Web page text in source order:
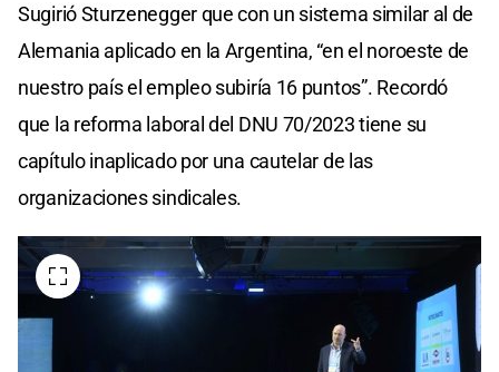
Sugirió Sturzenegger que con un sistema similar al de
Alemania aplicado en la Argentina, “en el noroeste de
nuestro país el empleo subiría 16 puntos”. Recordó
que la reforma laboral del DNU 70/2023 tiene su
capítulo inaplicado por una cautelar de las
organizaciones sindicales.